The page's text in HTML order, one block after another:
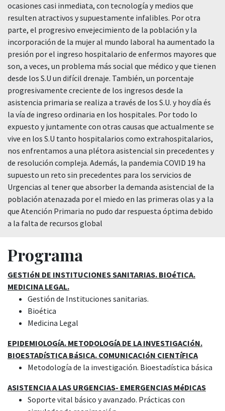
ocasiones casi inmediata, con tecnología y medios que
resulten atractivos y supuestamente infalibles. Por otra
parte, el progresivo envejecimiento de la población y la
incorporación de la mujer al mundo laboral ha aumentado la
presión por el ingreso hospitalario de enfermos mayores que
son, a veces, un problema más social que médico y que tienen
desde los S.U un difícil drenaje. También, un porcentaje
progresivamente creciente de los ingresos desde la
asistencia primaria se realiza a través de los S.U. y hoy día és
la vía de ingreso ordinaria en los hospitales. Por todo lo
expuesto y juntamente con otras causas que actualmente se
vive en los S.U tanto hospitalarios como extrahospitalarios,
nos enfrentamos a una plétora asistencial sin precedentes y
de resolución compleja. Además, la pandemia COVID 19 ha
supuesto un reto sin precedentes para los servicios de
Urgencias al tener que absorber la demanda asistencial de la
población atenazada por el miedo en las primeras olas y a la
que Atención Primaria no pudo dar respuesta óptima debido
a la falta de recursos global
Programa
GESTIóN DE INSTITUCIONES SANITARIAS. BIOéTICA.
MEDICINA LEGAL.
Gestión de Instituciones sanitarias.
Bioética
Medicina Legal
EPIDEMIOLOGíA. METODOLOGíA DE LA INVESTIGACIóN.
BIOESTADíSTICA BáSICA. COMUNICACIóN CIENTíFICA
Metodología de la investigación. Bioestadística básica
ASISTENCIA A LAS URGENCIAS- EMERGENCIAS MéDICAS
Soporte vital básico y avanzado. Prácticas con